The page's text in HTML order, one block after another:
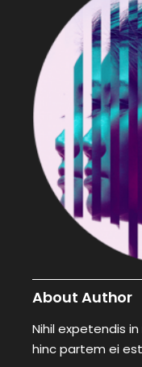
About Author
Nihil expetendis
hinc partem ei